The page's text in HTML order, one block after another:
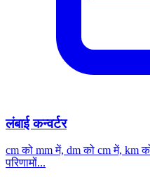
लंबाई कन्वर्टर
cm को mm में, dm को cm में, km
परिणामों...